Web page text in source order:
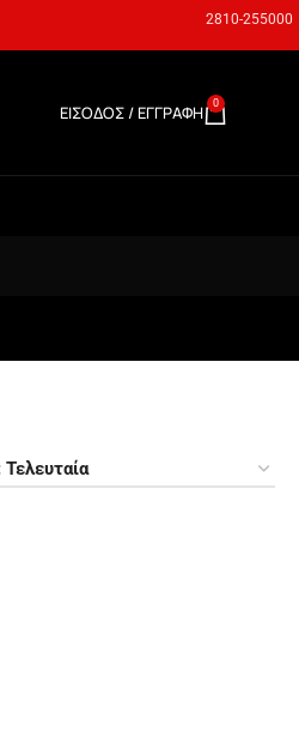
2810-255000
ΕΊΣΟΔΟΣ / ΕΓΓΡΑΦΉ 0